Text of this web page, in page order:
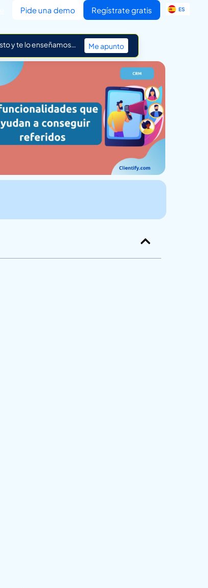
Pide una demo Regístrate gratis ES
IT
y te lo enseñamos… Me apunto